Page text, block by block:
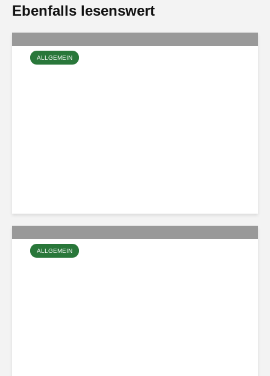
Ebenfalls lesenswert
ALLGEMEIN
ALLGEMEIN